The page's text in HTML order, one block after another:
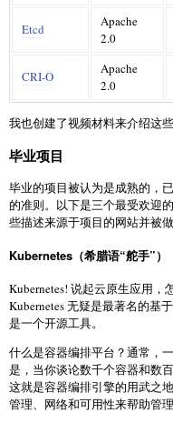
Etcd
Apache
2.0
CRI-O
Apache
2.0
我也创建了视频材料来介绍这些
毕业项目
毕业的项目被认为是成熟的，
的准则。以下是三个最受欢迎
些描述来源于项目的网站并被做
Kubernetes（希腊语“舵手”）
Kubernetes! 说起云原生应用，
Kubernetes 无疑是最著名的基
是一个开源工具。
什么是容器编排平台？通常，
是，当你谈论数千个容器和数
这就是容器编排引擎的用武之
管理、网络和可用性来帮助管理